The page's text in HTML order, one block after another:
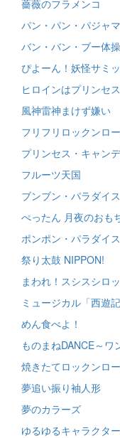
薔薇のフラメンコ
パン・パン・パジャマ
バン・バン・ブー体操
ぴよーん！妖怪サミ
ヒロインはプリンセ
風神雷神まけず嫌い
フリフリロックンロ
プリンセス・キャン
フルーツ天国
ブンブン・パラダイス
ぺったん 月夜のおも
ポンポン・パラダイス
祭り太鼓 NIPPON!
まわれ！スシスシロッ
ミュージカル「西遊記
めん食べよ！
ものまねDANCE～ワ
焼きたてロックンロ
夢追い振り袖人形
夢のカラーズ
ゆるゆるキャラクタ